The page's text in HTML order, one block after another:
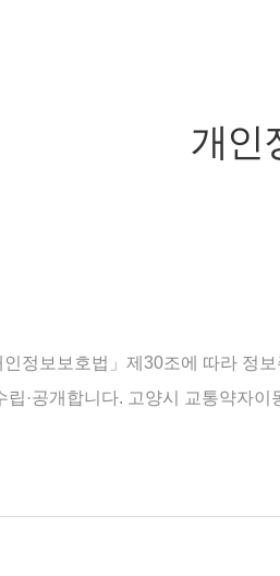
개인
정보보호법」제30조에 따라 정
·공개합니다. 고양시 교통약자